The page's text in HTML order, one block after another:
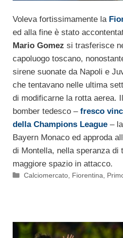
Voleva fortissimamente la
ed alla fine è stato
Mario Gomez si trasferisce
capoluogo toscano,
sirene suonate da Napoli e
che tentavano nelle ultima
di modificarne la rotta aerea. Il
bomber tedesco – fresco
della Champions League–
Bayern Monaco ed approda
di Montella, nella speranza di
maggiore spazio in attacco.
Categorie
Calciomercato Fiorentina